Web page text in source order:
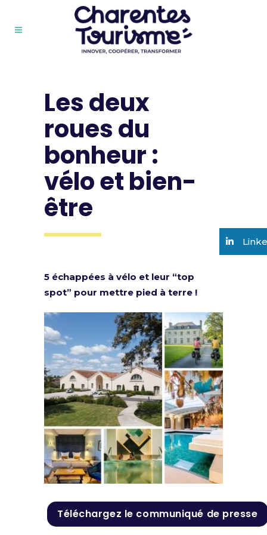
Les deux
roues du
bonheur :
vélo et bien-
être
5 échappées à vélo et leur “top
spot” pour mettre pied à terre !
Téléchargez le communiqué de presse